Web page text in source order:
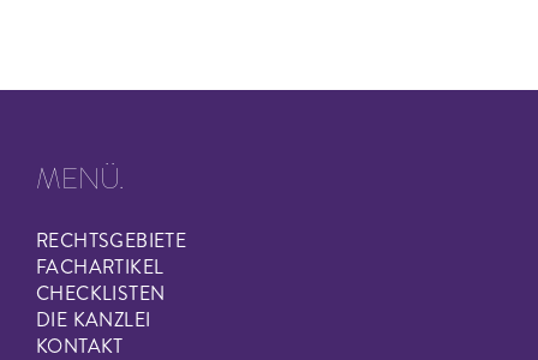
MENÜ.
RECHTSGEBIETE
FACHARTIKEL
CHECKLISTEN
DIE KANZLEI
KONTAKT